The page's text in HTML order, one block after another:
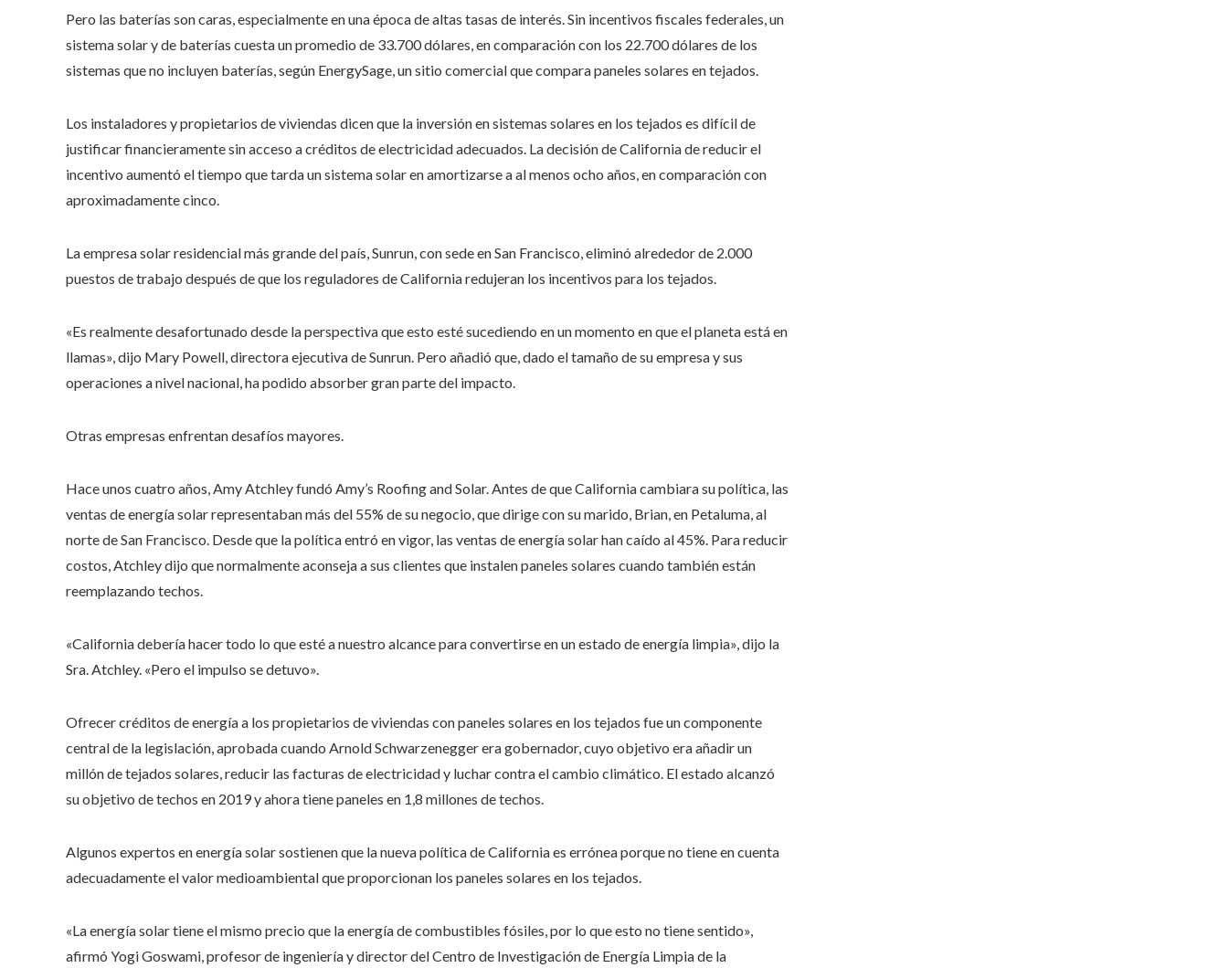
Pero las baterías son caras, especialmente en una época de altas tasas de interés. Sin incentivos fiscales federales, un
sistema solar y de baterías cuesta un promedio de 33.700 dólares, en comparación con los 22.700 dólares de los
sistemas que no incluyen baterías, según EnergySage, un sitio comercial que compara paneles solares en tejados.
Los instaladores y propietarios de viviendas dicen que la inversión en sistemas solares en los tejados es difícil de
justificar financieramente sin acceso a créditos de electricidad adecuados. La decisión de California de reducir el
incentivo aumentó el tiempo que tarda un sistema solar en amortizarse a al menos ocho años, en comparación con
aproximadamente cinco.
La empresa solar residencial más grande del país, Sunrun, con sede en San Francisco, eliminó alrededor de 2.000
puestos de trabajo después de que los reguladores de California redujeran los incentivos para los tejados.
«Es realmente desafortunado desde la perspectiva que esto esté sucediendo en un momento en que el planeta está en
llamas», dijo Mary Powell, directora ejecutiva de Sunrun. Pero añadió que, dado el tamaño de su empresa y sus
operaciones a nivel nacional, ha podido absorber gran parte del impacto.
Otras empresas enfrentan desafíos mayores.
Hace unos cuatro años, Amy Atchley fundó Amy’s Roofing and Solar. Antes de que California cambiara su política, las
ventas de energía solar representaban más del 55% de su negocio, que dirige con su marido, Brian, en Petaluma, al
norte de San Francisco. Desde que la política entró en vigor, las ventas de energía solar han caído al 45%. Para reducir
costos, Atchley dijo que normalmente aconseja a sus clientes que instalen paneles solares cuando también están
reemplazando techos.
«California debería hacer todo lo que esté a nuestro alcance para convertirse en un estado de energía limpia», dijo la
Sra. Atchley. «Pero el impulso se detuvo».
Ofrecer créditos de energía a los propietarios de viviendas con paneles solares en los tejados fue un componente
central de la legislación, aprobada cuando Arnold Schwarzenegger era gobernador, cuyo objetivo era añadir un
millón de tejados solares, reducir las facturas de electricidad y luchar contra el cambio climático. El estado alcanzó
su objetivo de techos en 2019 y ahora tiene paneles en 1,8 millones de techos.
Algunos expertos en energía solar sostienen que la nueva política de California es errónea porque no tiene en cuenta
adecuadamente el valor medioambiental que proporcionan los paneles solares en los tejados.
«La energía solar tiene el mismo precio que la energía de combustibles fósiles, por lo que esto no tiene sentido»,
afirmó Yogi Goswami, profesor de ingeniería y director del Centro de Investigación de Energía Limpia de la